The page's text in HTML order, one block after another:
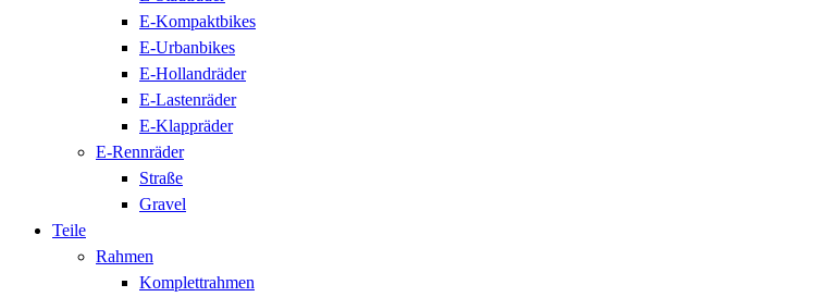
E-Kompaktbikes
E-Urbanbikes
E-Hollandräder
E-Lastenräder
E-Klappräder
E-Rennräder
Straße
Gravel
Teile
Rahmen
Komplettrahmen